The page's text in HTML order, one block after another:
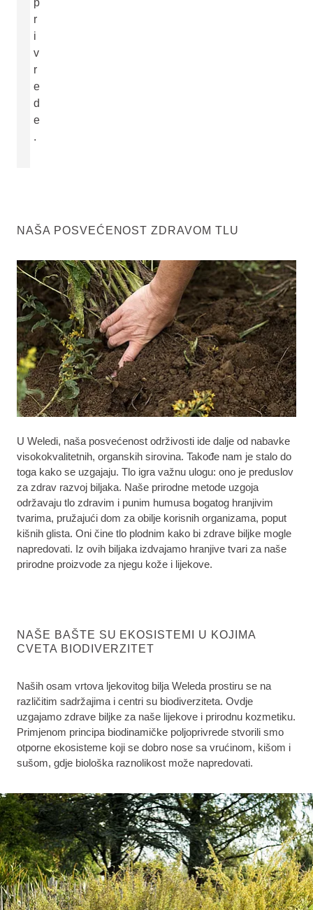
p
r
i
v
r
e
d
e
.
NAŠA POSVEĆENOST ZDRAVOM TLU
U Weledi, naša posvećenost održivosti ide dalje od nabavke
visokokvalitetnih, organskih sirovina. Takođe nam je stalo do
toga kako se uzgajaju. Tlo igra važnu ulogu: ono je preduslov
za zdrav razvoj biljaka. Naše prirodne metode uzgoja
održavaju tlo zdravim i punim humusa bogatog hranjivim
tvarima, pružajući dom za obilje korisnih organizama, poput
kišnih glista. Oni čine tlo plodnim kako bi zdrave biljke mogle
napredovati. Iz ovih biljaka izdvajamo hranjive tvari za naše
prirodne proizvode za njegu kože i lijekove.
NAŠE BAŠTE SU EKOSISTEMI U KOJIMA
CVETA BIODIVERZITET
Naših osam vrtova ljekovitog bilja Weleda prostiru se na
različitim sadržajima i centri su biodiverziteta. Ovdje
uzgajamo zdrave biljke za naše lijekove i prirodnu kozmetiku.
Primjenom principa biodinamičke poljoprivrede stvorili smo
otporne ekosisteme koji se dobro nose sa vrućinom, kišom i
sušom, gdje biološka raznolikost može napredovati.